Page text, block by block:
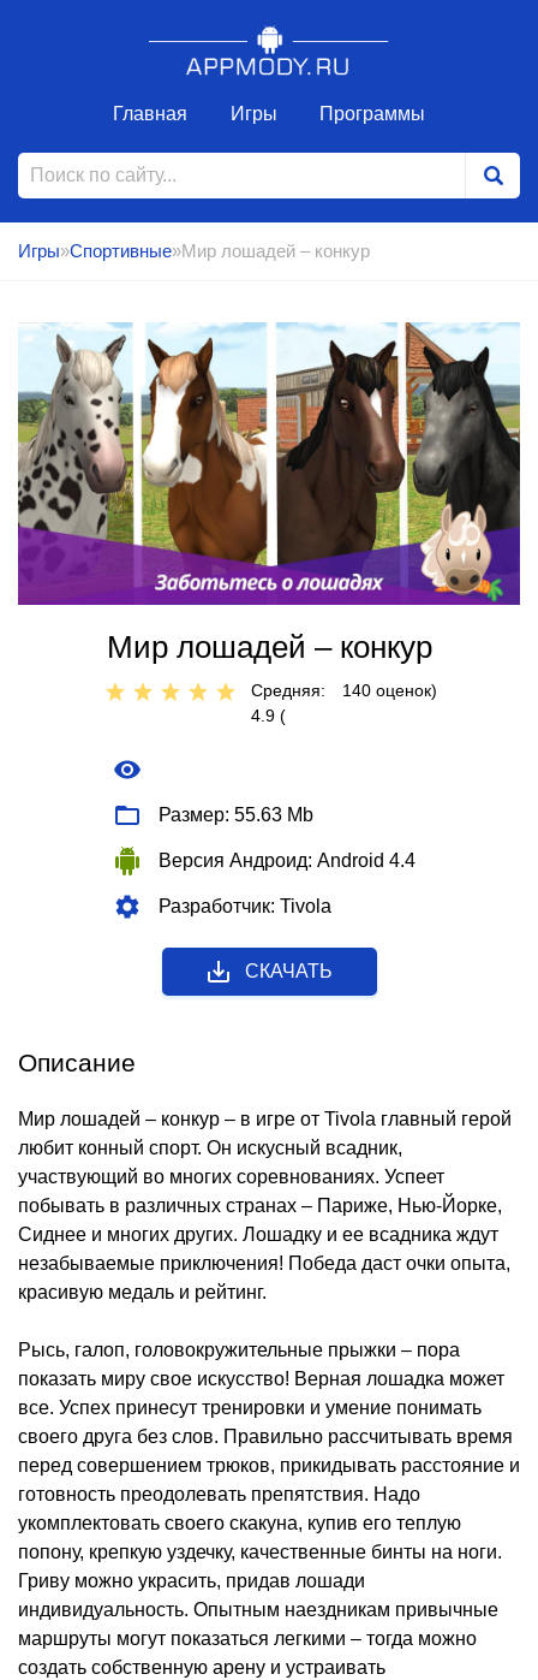
Главная Игры Программы
Игры»Спортивные»Мир лошадей – конкур
Мир лошадей – конкур
Средняя:
4.9 (
140 оценок)
Размер: 55.63 Mb
Версия Андроид: Android 4.4
Разработчик: Tivola
СКАЧАТЬ
Описание
Мир лошадей – конкур – в игре от Tivola главный герой
любит конный спорт. Он искусный всадник,
участвующий во многих соревнованиях. Успеет
побывать в различных странах – Париже, Нью-Йорке,
Сиднее и многих других. Лошадку и ее всадника ждут
незабываемые приключения! Победа даст очки опыта,
красивую медаль и рейтинг.
Рысь, галоп, головокружительные прыжки – пора
показать миру свое искусство! Верная лошадка может
все. Успех принесут тренировки и умение понимать
своего друга без слов. Правильно рассчитывать время
перед совершением трюков, прикидывать расстояние и
готовность преодолевать препятствия. Надо
укомплектовать своего скакуна, купив его теплую
попону, крепкую уздечку, качественные бинты на ноги.
Гриву можно украсить, придав лошади
индивидуальность. Опытным наездникам привычные
маршруты могут показаться легкими – тогда можно
создать собственную арену и устраивать